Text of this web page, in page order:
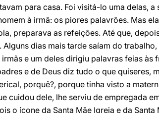
para casa. Foi visitá-lo uma delas,
à irmã: os piores palavrões. Mas
preparava as refeições. Até que,
dias mais tarde saíam do
e um deles dirigiu palavras feias às
e de Deus diz tudo o que quiseres,
porquê?, porque tinha visto a
cuidou dele, lhe serviu de empregada
o ícone da Santa Mãe Igreja e da